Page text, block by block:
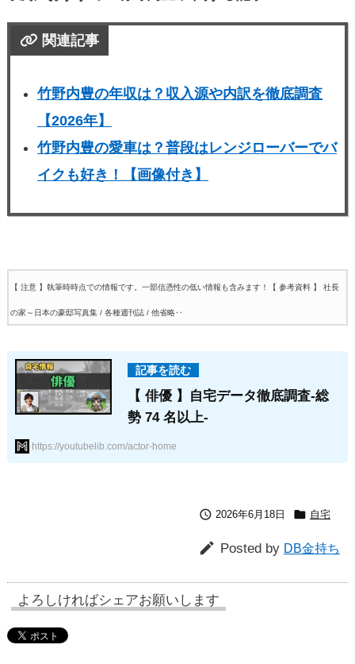
関連記事
竹野内豊の年収は？収入源や内訳を徹底調査
【2026年】
竹野内豊の愛車は？普段はレンジローバーでバ
イクも好き！【画像付き】
【 注意 】執筆時時点での情報です。一部信憑性の低い情報も含みます！ 【 参考資料 】 社長
の家～日本の豪邸写真集 / 各種週刊誌 / 他省略‥
【 俳優 】自宅データ徹底調査-総
勢 74 名以上-
https://youtubelib.com/actor-home
 2026年6月18日  自宅
 Posted by DB金持ち
よろしければシェアお願いします